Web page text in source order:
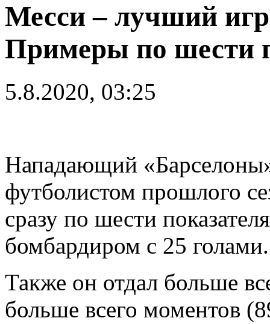
Месси – лучший
Примеры по шести
5.8.2020, 03:25
Нападающий
футболистом прошлого
сразу по шести
бомбардиром с 25 голами.
Также он отдал больше
больше всего моментов